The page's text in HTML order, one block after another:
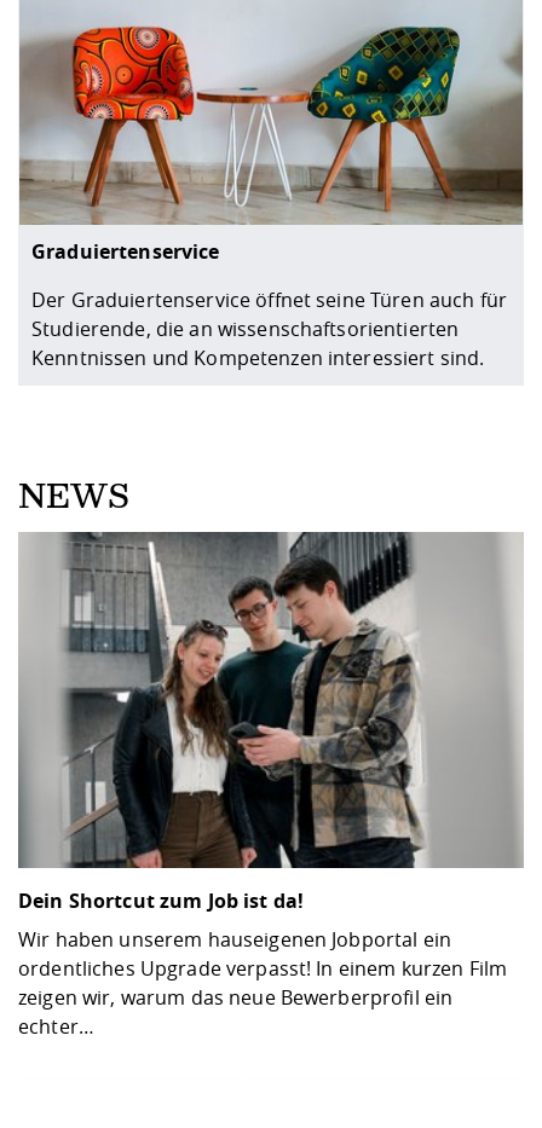
Graduiertenservice
Der Graduiertenservice öffnet seine Türen auch für
Studierende, die an wissenschaftsorientierten
Kenntnissen und Kompetenzen interessiert sind.
NEWS
Dein Shortcut zum Job ist da!
Wir haben unserem hauseigenen Jobportal ein
ordentliches Upgrade verpasst! In einem kurzen Film
zeigen wir, warum das neue Bewerberprofil ein
echter…